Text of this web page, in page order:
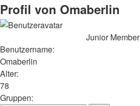
Profil von Omaberlin
Junior Member
Benutzername:
Omaberlin
Alter:
78
Gruppen: